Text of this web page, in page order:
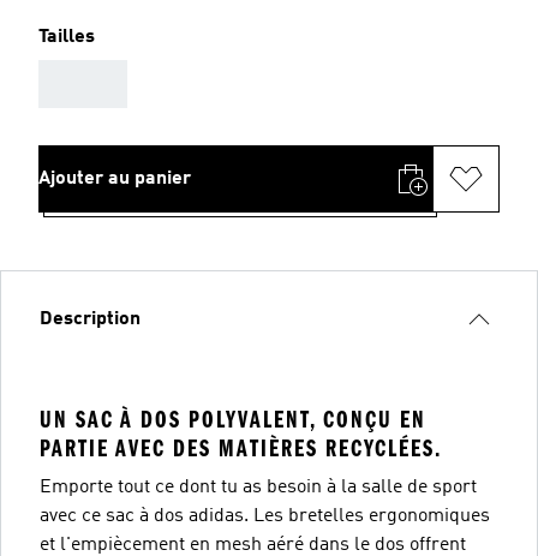
Tailles
Ajouter au panier
Description
UN SAC À DOS POLYVALENT, CONÇU EN
PARTIE AVEC DES MATIÈRES RECYCLÉES.
Emporte tout ce dont tu as besoin à la salle de sport
avec ce sac à dos adidas. Les bretelles ergonomiques
et l'empiècement en mesh aéré dans le dos offrent